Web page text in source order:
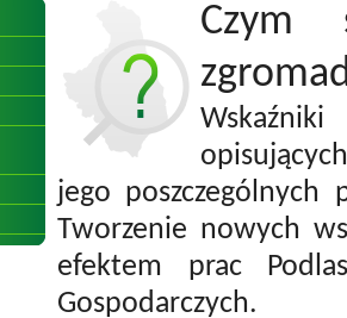
Czym
jego poszczególnych
Tworzenie nowych
efektem prac
Gospodarczych.